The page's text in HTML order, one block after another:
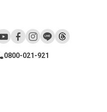
0800-021-921